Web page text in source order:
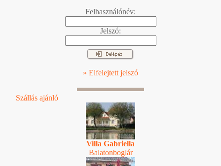
Felhasználónév:
Jelszó:
» Elfelejtett jelszó
Szállás ajánló
Villa Gabriella
Balatonboglár